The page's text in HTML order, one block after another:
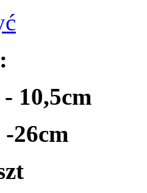
10,5cm
-26cm